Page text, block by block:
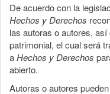
De acuerdo con la
Hechos y Derechos
las autoras o autores,
patrimonial, el cual será
aHechos y Derechos
abierto.
Autoras o autores